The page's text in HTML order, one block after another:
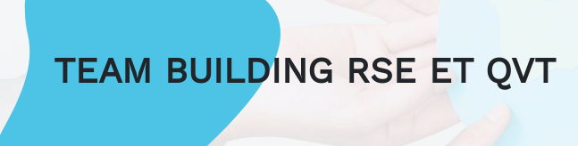
TEAM BUILDING RSE ET QVT